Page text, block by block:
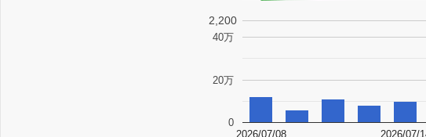
2,200
2026/07/08 2026/07/
0
20万
40万